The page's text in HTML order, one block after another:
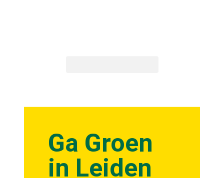
Ga Groen
in Leiden